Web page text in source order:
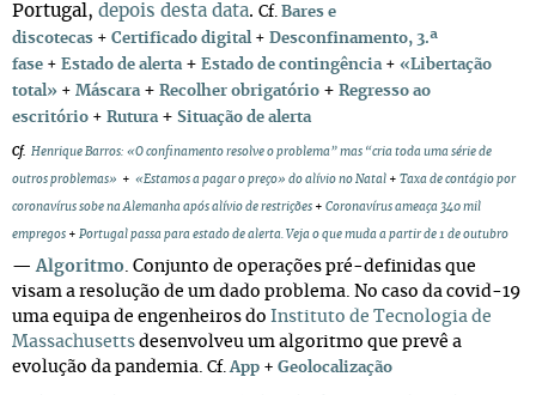
Portugal, depois desta data. Cf. Bares e
discotecas + Certificado digital + Desconfinamento, 3.ª
fase + Estado de alerta + Estado de contingência + «Libertação
total» + Máscara + Recolher obrigatório + Regresso ao
escritório + Rutura + Situação de alerta
Cf. Henrique Barros: «O confinamento resolve o problema” mas “cria toda uma série de
outros problemas» + «Estamos a pagar o preço» do alívio no Natal + Taxa de contágio por
coronavírus sobe na Alemanha após alívio de restrições + Coronavírus ameaça 340 mil
empregos + Portugal passa para estado de alerta. Veja o que muda a partir de 1 de outubro
—Algoritmo. Conjunto de operações pré-definidas que
visam a resolução de um dado problema. No caso da covid-19
uma equipa de engenheiros do Instituto de Tecnologia de
Massachusetts desenvolveu um algoritmo que prevê a
evolução da pandemia. Cf.App + Geolocalização